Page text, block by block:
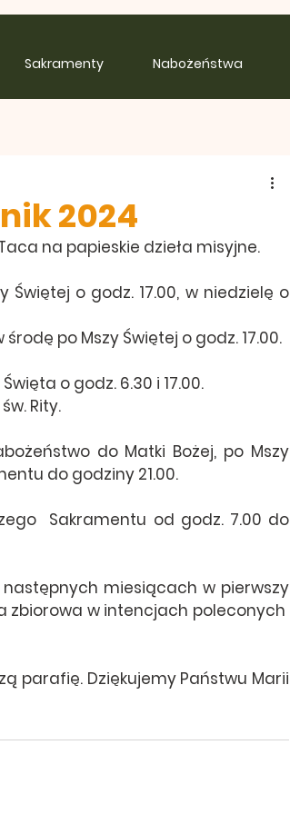
Sakramenty Nabożeństwa
2024
na papieskie dzieła misyjne.
o godz. 17.00, w niedzielę o
po Mszy Świętej o godz. 17.00.
o godz. 6.30 i 17.00.
Rity.
do Matki Bożej, po Mszy
do godziny 21.00.
Sakramentu od godz. 7.00 do
następnych miesiącach w pierwszy
zbiorowa w intencjach poleconych
parafię. Dziękujemy Państwu Marii